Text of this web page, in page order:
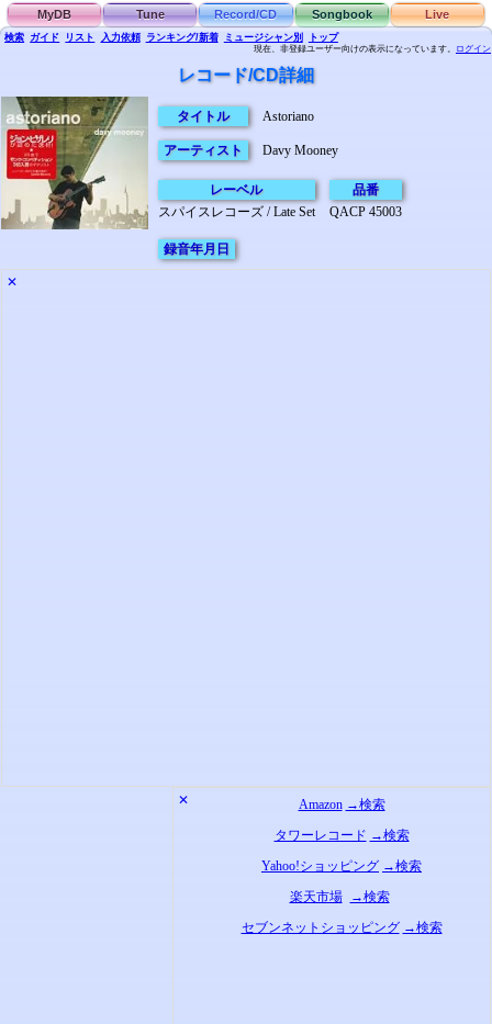
MyDB Tune Record/CD Songbook Live
検索 ガイド リスト 入力依頼 ランキング/新着 ミュージシャン別 トップ
現在、非登録ユーザー向けの表示になっています。 ログイン
レコード/CD詳細
タイトル Astoriano
アーティスト Davy Mooney
レーベル
スパイスレコーズ / Late Set
品番
QACP 45003
録音年月日
✕
✕ Amazon →検索
タワーレコード →検索
Yahoo!ショッピング →検索
楽天市場
→検索
セブンネットショッピング →検索